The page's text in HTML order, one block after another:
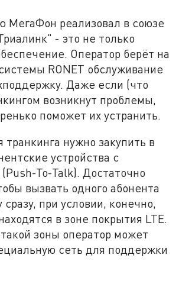
МегаФон реализовал в союзе
- это не только
Оператор берёт на
RONET обслуживание
Даже если (что
возникнут проблемы,
поможет их устранить.
нужно закупить в
устройства с
To-Talk). Достаточно
вызвать одного абонента
сразу, при условии, конечно,
в зоне покрытия LTE.
зоны оператор может
сеть для поддержки